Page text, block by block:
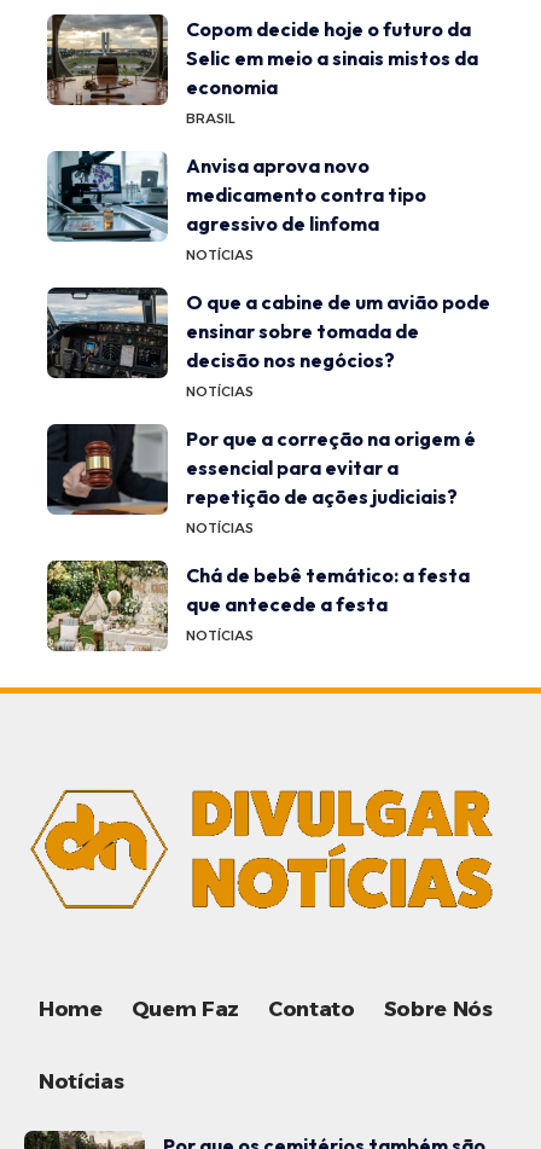
Copom decide hoje o futuro da
Selic em meio a sinais mistos da
economia
BRASIL
Anvisa aprova novo
medicamento contra tipo
agressivo de linfoma
NOTÍCIAS
O que a cabine de um avião pode
ensinar sobre tomada de
decisão nos negócios?
NOTÍCIAS
Por que a correção na origem é
essencial para evitar a
repetição de ações judiciais?
NOTÍCIAS
Chá de bebê temático: a festa
que antecede a festa
NOTÍCIAS
Home Quem Faz Contato Sobre Nós
Notícias